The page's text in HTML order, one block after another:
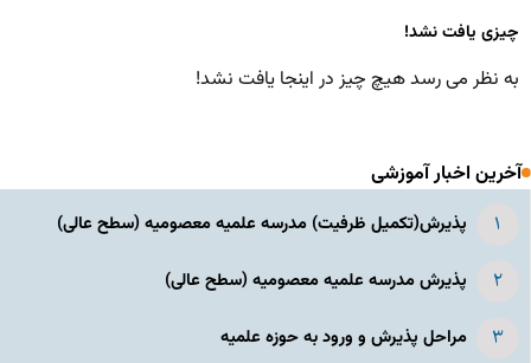
چیزی یافت نشد!
به نظر می رسد هیچ چیز در اینجا یافت نشد!
آخرین اخبار آموزشی
پذیرش(تکمیل ظرفیت) مدرسه علمیه معصومیه‌ (سطح عالی)
پذیرش مدرسه علمیه معصومیه‌ (سطح عالی)
مراحل پذیرش و ورود به حوزه علمیه